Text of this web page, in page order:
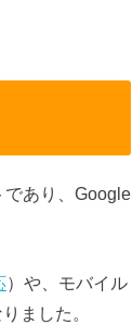
であり、Google
）や、モバイル
ました。